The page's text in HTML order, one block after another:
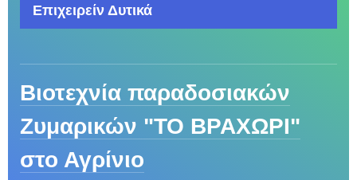
Επιχειρείν Δυτικά
Βιοτεχνία παραδοσιακών
Ζυμαρικών "ΤΟ ΒΡΑΧΩΡΙ"
στο Αγρίνιο